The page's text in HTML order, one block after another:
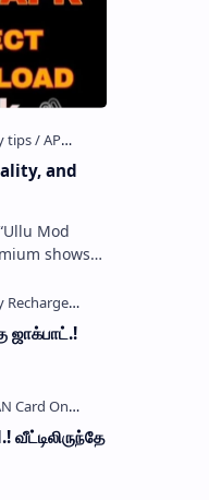
and
Mod
shows
often …
ஜாக்பாட்.!